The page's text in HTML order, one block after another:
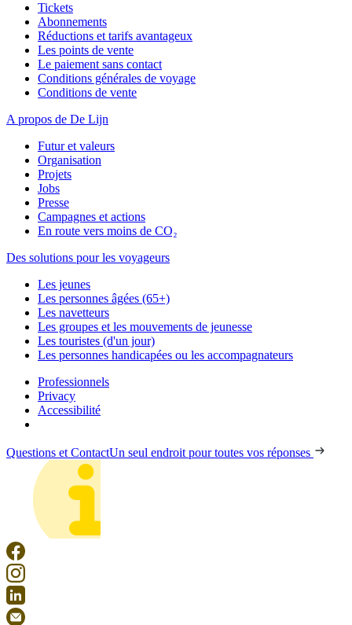
Tickets
Abonnements
Réductions et tarifs avantageux
Les points de vente
Le paiement sans contact
Conditions générales de voyage
Conditions de vente
A propos de De Lijn
Futur et valeurs
Organisation
Projets
Jobs
Presse
Campagnes et actions
En route vers moins de CO₂
Des solutions pour les voyageurs
Les jeunes
Les personnes âgées (65+)
Les navetteurs
Les groupes et les mouvements de jeunesse
Les touristes (d'un jour)
Les personnes handicapées ou les accompagnateurs
Professionnels
Privacy
Accessibilité
Questions et ContactUn seul endroit pour toutes vos réponses